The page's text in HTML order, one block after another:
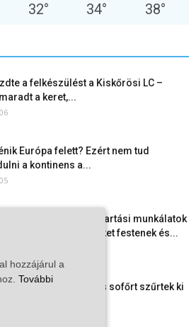
32° 34° 38°
a felkészülést a Kiskőrösi LC –
a keret,...
Európa felett? Ezért nem tud
a kontinens a...
a nyári karbantartási munkálatok
– útburkolati jeleket festenek és...
gyorshajtót és ittas sofőrt szűrtek ki
hozzájárul a
További